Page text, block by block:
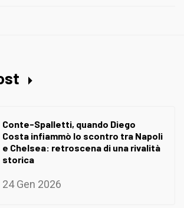
Conte-Spalletti, quando Diego
Costa infiammò lo scontro tra Napoli
e Chelsea: retroscena di una rivalità
storica
24 Gen 2026